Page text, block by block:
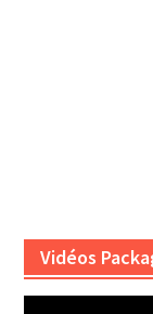
Vidéos